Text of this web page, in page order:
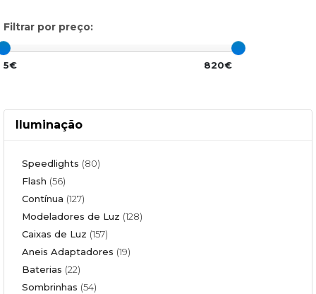
Filtrar por preço:
5€ 820€
Iluminação
Speedlights (80)
Flash (56)
Contínua (127)
Modeladores de Luz (128)
Caixas de Luz (157)
Aneis Adaptadores (19)
Baterias (22)
Sombrinhas (54)